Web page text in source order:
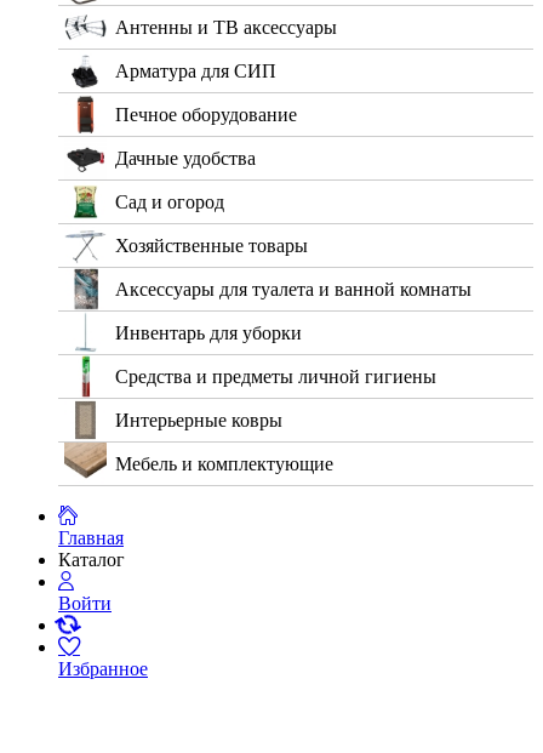
Антенны и ТВ аксессуары
Арматура для СИП
Печное оборудование
Дачные удобства
Сад и огород
Хозяйственные товары
Аксессуары для туалета и ванной комнаты
Инвентарь для уборки
Средства и предметы личной гигиены
Интерьерные ковры
Мебель и комплектующие
Главная
Каталог
Войти
Избранное